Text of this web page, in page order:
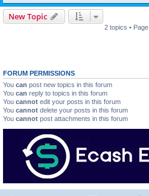
New Topic
2 topics • Page
FORUM PERMISSIONS
You can post new topics in this forum
You can reply to topics in this forum
You cannot edit your posts in this forum
You cannot delete your posts in this forum
You cannot post attachments in this forum